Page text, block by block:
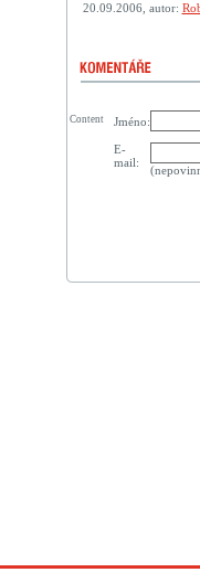
20.09.2006, autor:
Jméno:
E-
mail:
Content